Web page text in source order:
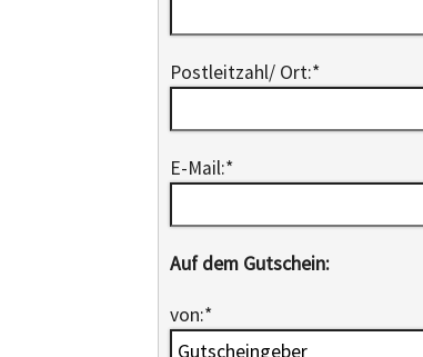
Postleitzahl/ Ort:*
E-Mail:*
Auf dem Gutschein:
von:*